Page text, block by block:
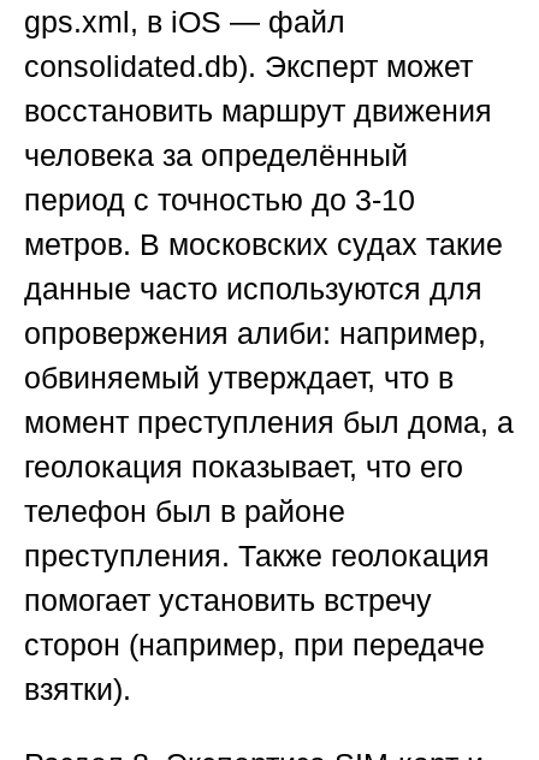
gps.xml, в iOS — файл
consolidated.db). Эксперт может
восстановить маршрут движения
человека за определённый
период с точностью до 3-10
метров. В московских судах такие
данные часто используются для
опровержения алиби: например,
обвиняемый утверждает, что в
момент преступления был дома, а
геолокация показывает, что его
телефон был в районе
преступления. Также геолокация
помогает установить встречу
сторон (например, при передаче
взятки).